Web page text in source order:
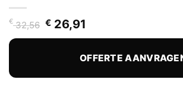
€32,56 Oorspronkelijke
prijs
€ 32,56.
€26,91
prijs
€ 26,91.
OFFERTE